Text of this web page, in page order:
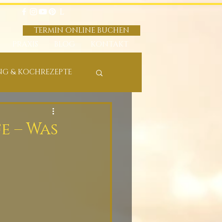
PRAXIS BLOG KONTAKT
TERMIN ONLINE BUCHEN
& KOCHREZEPTE
Was